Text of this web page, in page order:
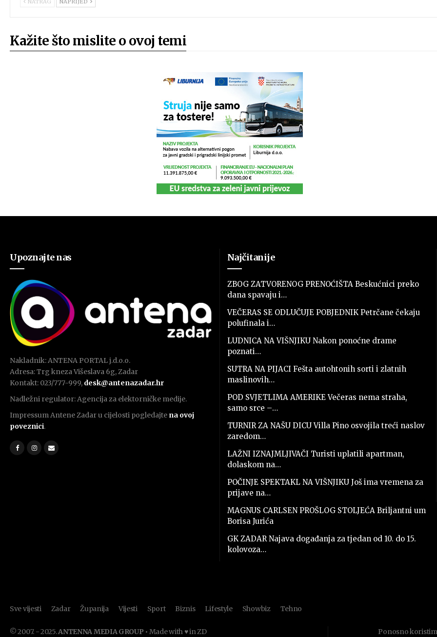
NATRAG NAPRIJED
Kažite što mislite o ovoj temi
Upoznajte nas
Nakladnik: ANTENA PORTAL j.d.o.o.
Adresa: Trg kneza Višeslava 6g, Zadar
Kontakt: 023/777-999, desk@antenazadar.hr
Nadležni regulator: Agencija za elektorničke medije.
Impressum Antene Zadar u cijelosti pogledajte na ovoj
poveznici.
Najčitanije
ZBOG ZATVORENOG PRENOĆIŠTA Beskućnici preko
dana spavaju i…
VEČERAS SE ODLUČUJE POBJEDNIK Petrčane čekaju
polufinala i…
LUDNICA NA VIŠNJIKU Nakon ponoćne drame
poznati…
SUTRA NA PIJACI Fešta autohtonih sorti i zlatnih
maslinovih…
POD SVJETLIMA AMERIKE Večeras nema straha,
samo srce –…
TURNIR ZA NAŠU DICU Villa Pino osvojila treći naslov
zaredom…
LAŽNI IZNAJMLJIVAČI Turisti uplatili apartman,
dolaskom na…
POČINJE SPEKTAKL NA VIŠNJIKU Još ima vremena za
prijave na…
MAGNUS CARLSEN PROŠLOG STOLJEĆA Briljantni um
Borisa Jurića
GK ZADAR Najava događanja za tjedan od 10. do 15.
kolovoza…
Sve vijesti Zadar Županija Vijesti Sport Biznis Lifestyle Showbiz Tehno
© 2007. - 2025.ANTENNA MEDIA GROUP • Made with ♥ in ZD Ponosno